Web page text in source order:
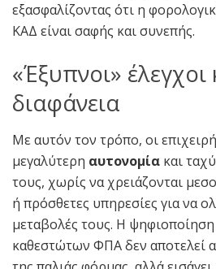
εξασφαλίζοντας ότι η
ΚΑΔ είναι σαφής και συνεπής.
«Έξυπνοι» έλεγχοι
διαφάνεια
Με αυτόν τον τρόπο, οι
μεγαλύτερη αυτονομία και
τους, χωρίς να χρειάζονται
ή πρόσθετες υπηρεσίες για να
μεταβολές τους. Η
καθεστώτων ΦΠΑ δεν αποτελεί